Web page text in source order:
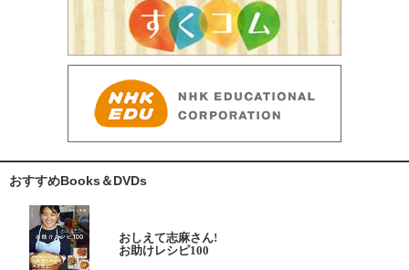
おすすめBooks＆DVDs
おしえて志麻さん!
お助けレシピ100